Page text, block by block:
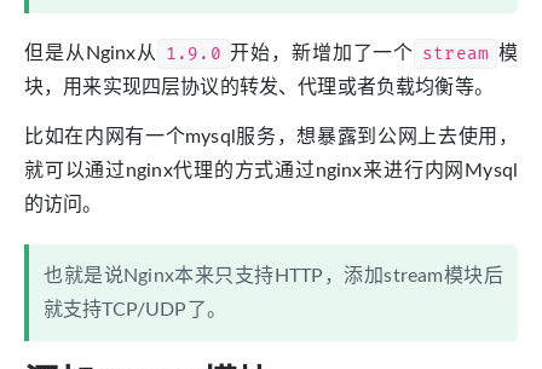
但是从Nginx从 1.9.0 开始，新增加了一个 stream 模
块，用来实现四层协议的转发、代理或者负载均衡等。
比如在内网有一个mysql服务，想暴露到公网上去使用，
就可以通过nginx代理的方式通过nginx来进行内网Mysql
的访问。
也就是说Nginx本来只支持HTTP，添加stream模块后
就支持TCP/UDP了。